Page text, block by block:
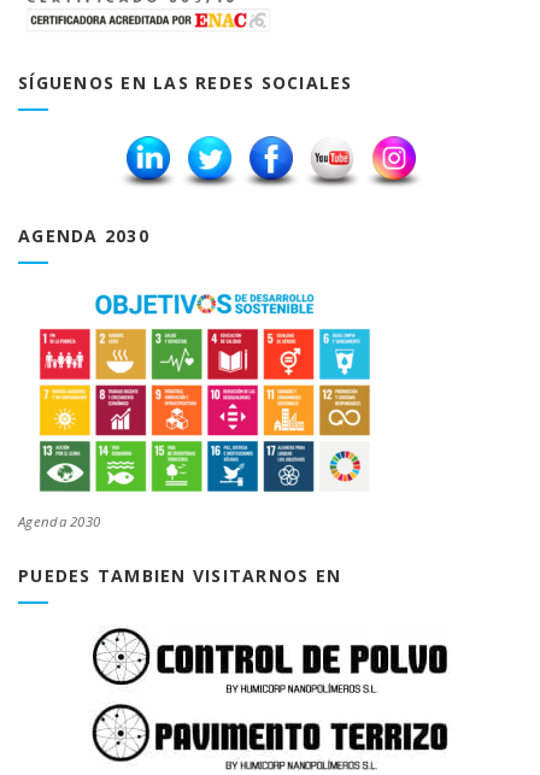
SÍGUENOS EN LAS REDES SOCIALES
AGENDA 2030
Agenda 2030
PUEDES TAMBIEN VISITARNOS EN